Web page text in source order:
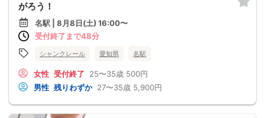
がろう！
名駅 | 8月8日(土) 16:00〜
受付終了まで48分
シャンクレール 愛知県 名駅
女性 受付終了 25〜35歳 500円
男性 残りわずか 27〜35歳 5,900円